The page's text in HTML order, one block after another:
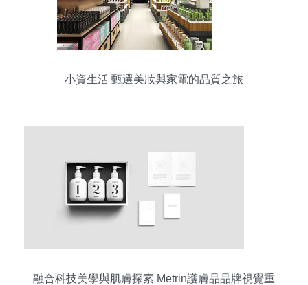
小資生活 甄選美妝與家電的品質之旅
融合科技美學與肌膚探索 Metrin護膚品品牌視覺重